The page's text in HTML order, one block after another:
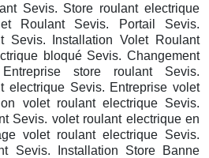
Sevis. Store roulant electrique
Roulant Sevis. Portail Sevis.
Sevis. Installation Volet Roulant
bloqué Sevis. Changement
store roulant Sevis.
electrique Sevis. Entreprise volet
volet roulant electrique Sevis.
Sevis. volet roulant electrique en
volet roulant electrique Sevis.
Sevis. Installation Store Banne